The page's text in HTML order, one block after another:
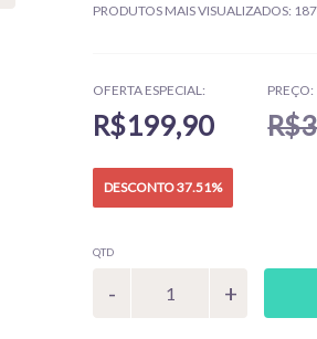
PRODUTOS MAIS VISUALIZADOS:
OFERTA ESPECIAL:
R$199,90
PREÇO:
DESCONTO 37.51%
QTD